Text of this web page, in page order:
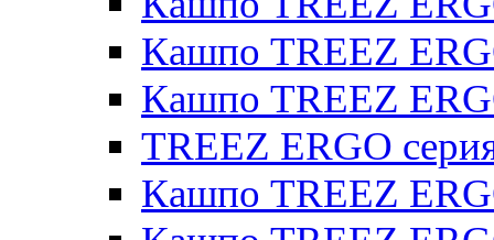
Кашпо TREEZ
Кашпо TREEZ
TREEZ ERGO
Кашпо TREEZ